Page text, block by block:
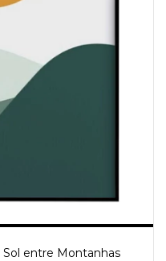
entre Montanhas